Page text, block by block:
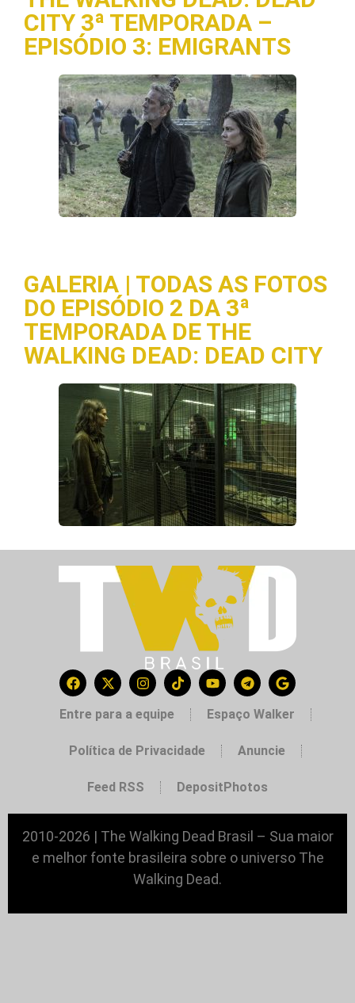
CITY 3ª TEMPORADA –
EPISÓDIO 3: EMIGRANTS
GALERIA | TODAS AS FOTOS
DO EPISÓDIO 2 DA 3ª
TEMPORADA DE THE
WALKING DEAD: DEAD CITY
Entre para a equipe Espaço Walker
Política de Privacidade Anuncie
Feed RSS DepositPhotos
2010-2026 | The Walking Dead Brasil – Sua maior
e melhor fonte brasileira sobre o universo The
Walking Dead.